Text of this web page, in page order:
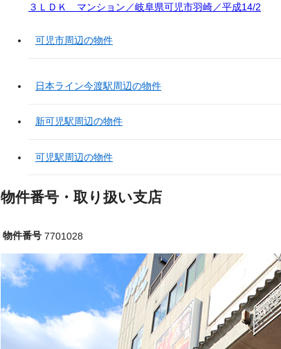
３ＬＤＫ マンション／岐阜県可児市羽崎／平成14/2
可児市周辺の物件
日本ライン今渡駅周辺の物件
新可児駅周辺の物件
可児駅周辺の物件
物件番号・取り扱い支店
物件番号 7701028